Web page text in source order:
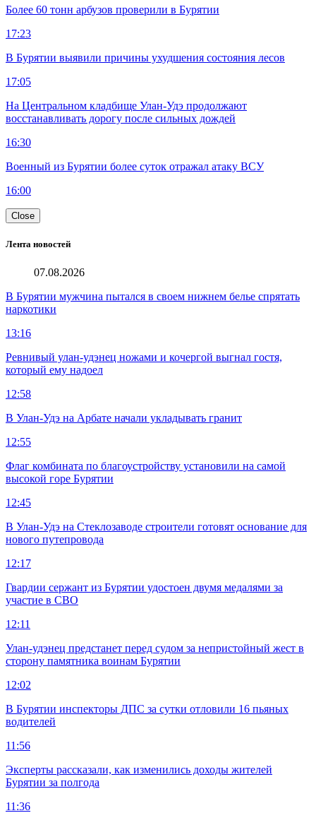
Более 60 тонн арбузов проверили в Бурятии
17:23
В Бурятии выявили причины ухудшения состояния лесов
17:05
На Центральном кладбище Улан-Удэ продолжают
восстанавливать дорогу после сильных дождей
16:30
Военный из Бурятии более суток отражал атаку ВСУ
16:00
Close
Лента новостей
07.08.2026
В Бурятии мужчина пытался в своем нижнем белье спрятать
наркотики
13:16
Ревнивый улан-удэнец ножами и кочергой выгнал гостя,
который ему надоел
12:58
В Улан-Удэ на Арбате начали укладывать гранит
12:55
Флаг комбината по благоустройству установили на самой
высокой горе Бурятии
12:45
В Улан-Удэ на Стеклозаводе строители готовят основание для
нового путепровода
12:17
Гвардии сержант из Бурятии удостоен двумя медалями за
участие в СВО
12:11
Улан-удэнец предстанет перед судом за непристойный жест в
сторону памятника воинам Бурятии
12:02
В Бурятии инспекторы ДПС за сутки отловили 16 пьяных
водителей
11:56
Эксперты рассказали, как изменились доходы жителей
Бурятии за полгода
11:36